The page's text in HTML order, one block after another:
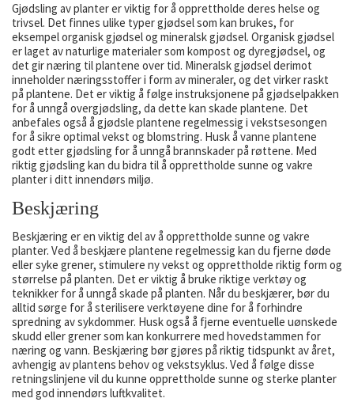
Gjødsling av planter er viktig for å opprettholde deres helse og
trivsel. Det finnes ulike typer gjødsel som kan brukes, for
eksempel organisk gjødsel og mineralsk gjødsel. Organisk gjødsel
er laget av naturlige materialer som kompost og dyregjødsel, og
det gir næring til plantene over tid. Mineralsk gjødsel derimot
inneholder næringsstoffer i form av mineraler, og det virker raskt
på plantene. Det er viktig å følge instruksjonene på gjødselpakken
for å unngå overgjødsling, da dette kan skade plantene. Det
anbefales også å gjødsle plantene regelmessig i vekstsesongen
for å sikre optimal vekst og blomstring. Husk å vanne plantene
godt etter gjødsling for å unngå brannskader på røttene. Med
riktig gjødsling kan du bidra til å opprettholde sunne og vakre
planter i ditt innendørs miljø.
Beskjæring
Beskjæring er en viktig del av å opprettholde sunne og vakre
planter. Ved å beskjære plantene regelmessig kan du fjerne døde
eller syke grener, stimulere ny vekst og opprettholde riktig form og
størrelse på planten. Det er viktig å bruke riktige verktøy og
teknikker for å unngå skade på planten. Når du beskjærer, bør du
alltid sørge for å sterilisere verktøyene dine for å forhindre
spredning av sykdommer. Husk også å fjerne eventuelle uønskede
skudd eller grener som kan konkurrere med hovedstammen for
næring og vann. Beskjæring bør gjøres på riktig tidspunkt av året,
avhengig av plantens behov og vekstsyklus. Ved å følge disse
retningslinjene vil du kunne opprettholde sunne og sterke planter
med god innendørs luftkvalitet.